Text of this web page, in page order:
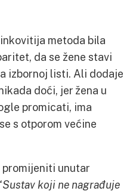
metoda bila
da se žene stavi
izbornoj listi. Ali dodaje
doći, jer žena u
promicati, ima
s otporom većine
promijeniti unutar
“Sustav koji ne nagrađuje